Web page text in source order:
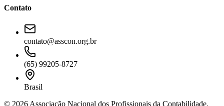
Contato
contato@asscon.org.br
(65) 99205-8727
Brasil
© 2026 Associação Nacional dos Profissionais da Contabilidade.